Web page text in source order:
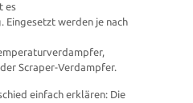
es
Eingesetzt werden je nach
Scraper-Verdampfer.
einfach erklären: Die